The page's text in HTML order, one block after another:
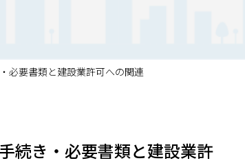
必要書類と建設業許可への関連
続き・必要書類と建設業許